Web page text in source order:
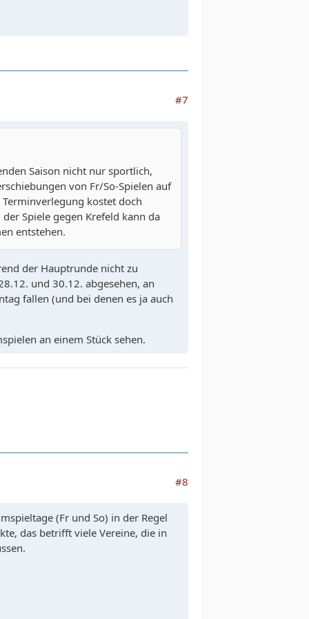
#7
Saison nicht nur sportlich,
von Fr/So-Spielen auf
kostet doch
Spiele gegen Krefeld kann da
entstehen.
der Hauptrunde nicht zu
und 30.12. abgesehen, an
fallen (und bei denen es ja auch
an einem Stück sehen.
#8
(Fr und So) in der Regel
das betrifft viele Vereine, die in